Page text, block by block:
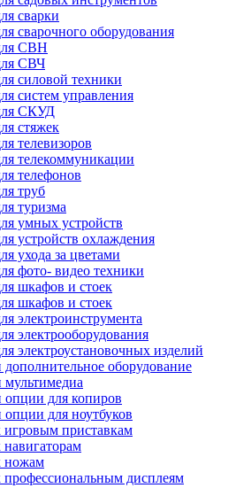
сварки
сварочного оборудования
СВН
СВЧ
силовой техники
систем управления
СКУД
стяжек
телевизоров
телекоммуникации
телефонов
труб
туризма
умных устройств
устройств охлаждения
ухода за цветами
фото- видео техники
шкафов и стоек
шкафов и стоек
электроинструмента
электрооборудования
электроустановочных изделий
оборудование
опции для копиров
для ноутбуков
игровым приставкам
ножам
профессиональным дисплеям